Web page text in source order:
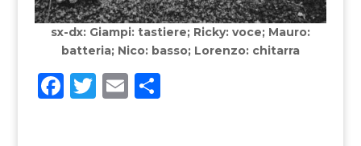
sx-dx: Giampi: tastiere; Ricky: voce; Mauro:
batteria; Nico: basso; Lorenzo: chitarra
F T E C